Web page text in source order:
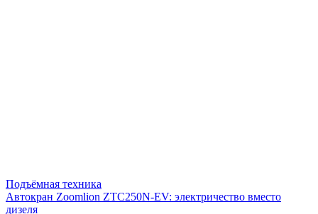
Подъёмная техника
Автокран Zoomlion ZTC250N-EV: электричество вместо
дизеля